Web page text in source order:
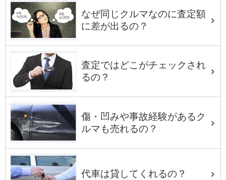
なぜ同じクルマなのに査定額
に差が出るの？
査定ではどこがチェックされ
るの？
傷・凹みや事故経験があるク
ルマも売れるの？
代車は貸してくれるの？